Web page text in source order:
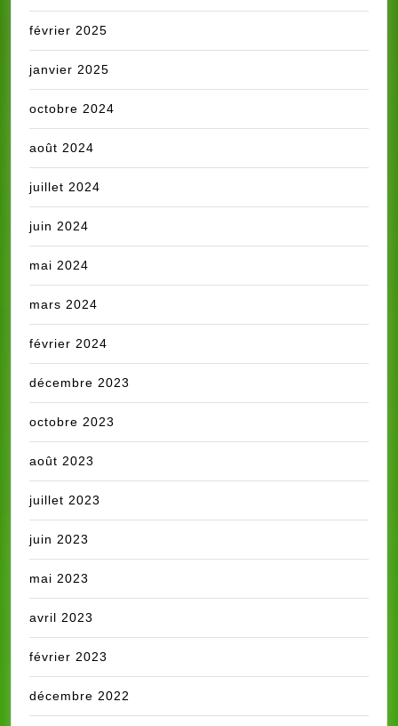
février 2025
janvier 2025
octobre 2024
août 2024
juillet 2024
juin 2024
mai 2024
mars 2024
février 2024
décembre 2023
octobre 2023
août 2023
juillet 2023
juin 2023
mai 2023
avril 2023
février 2023
décembre 2022